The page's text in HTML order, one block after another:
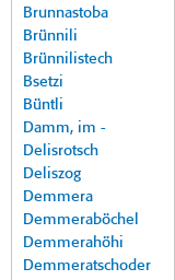
Brunnastoba
Brünnili
Brünnilistech
Bsetzi
Büntli
Damm, im -
Delisrotsch
Deliszog
Demmera
Demmeraböchel
Demmerahöhi
Demmeratschoder